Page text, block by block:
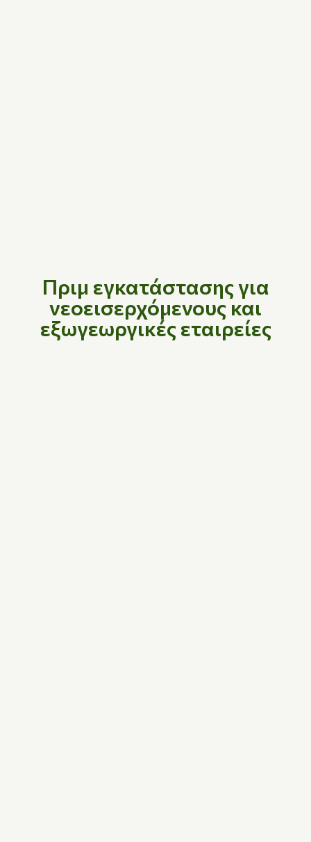
Πριμ εγκατάστασης για
νεοεισερχόμενους και
εξωγεωργικές εταιρείες